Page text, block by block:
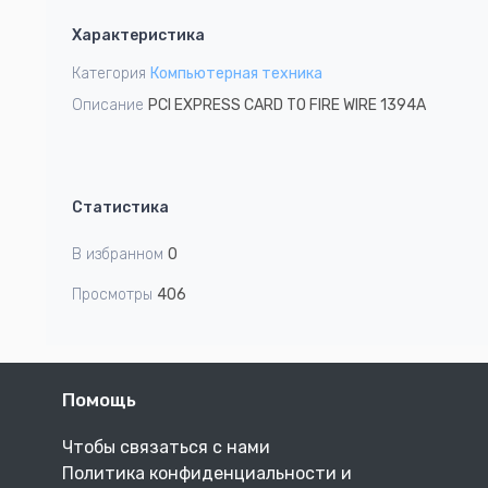
1
Характеристика
Категория Компьютерная техника
Описание PCI EXPRESS CARD TO FIRE WIRE 1394A
Статистика
В избранном 0
Просмотры 406
Помощь
Чтобы связаться с нами
Политика конфиденциальности и